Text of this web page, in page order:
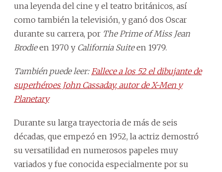
una leyenda del cine y el teatro británicos, así
como también la televisión, y ganó dos Oscar
durante su carrera, por The Prime of Miss Jean
Brodieen 1970 y California Suiteen 1979.
También puede leer: Fallece a los 52 el dibujante de
superhéroes John Cassaday, autor de X-Men y
Planetary
Durante su larga trayectoria de más de seis
décadas, que empezó en 1952, la actriz demostró
su versatilidad en numerosos papeles muy
variados y fue conocida especialmente por su